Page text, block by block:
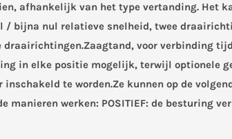
afhankelijk van het type vertanding. Het
bijna nul relatieve snelheid, twee
voor verbinding
in elke positie mogelijk, terwijl optionele
te worden.Ze kunnen op de
werken: POSITIEF: de besturing